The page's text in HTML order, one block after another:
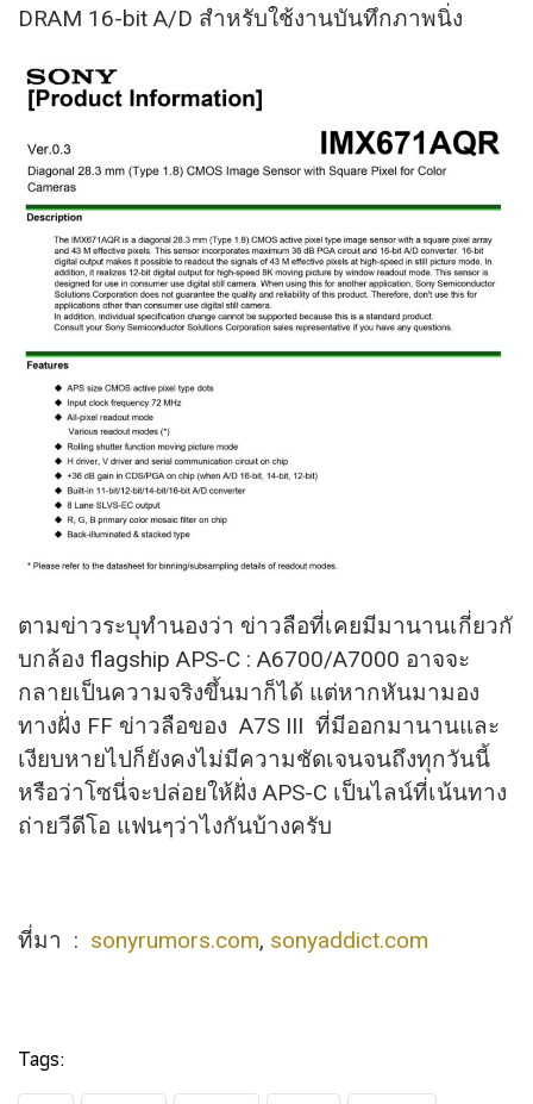
DRAM 16-bit A/D สำหรับใช้งานบันทึกภาพนิ่ง
ตามข่าวระบุทำนองว่า ข่าวลือที่เคยมีมานานเกี่ยวกั
บกล้อง flagship APS-C : A6700/A7000 อาจจะ
กลายเป็นความจริงขึ้นมาก็ได้ แต่หากหันมามอง
ทางฝั่ง FF ข่าวลือของ A7S III ที่มีออกมานานและ
เงียบหายไปก็ยังคงไม่มีความชัดเจนจนถึงทุกวันนี้
หรือว่าโซนี่จะปล่อยให้ฝั่ง APS-C เป็นไลน์ที่เน้นทาง
ถ่ายวีดีโอ แฟนๆว่าไงกันบ้างครับ
ที่มา : sonyrumors.com, sonyaddict.com
Tags: